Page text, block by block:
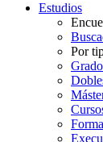
Estudios
Por